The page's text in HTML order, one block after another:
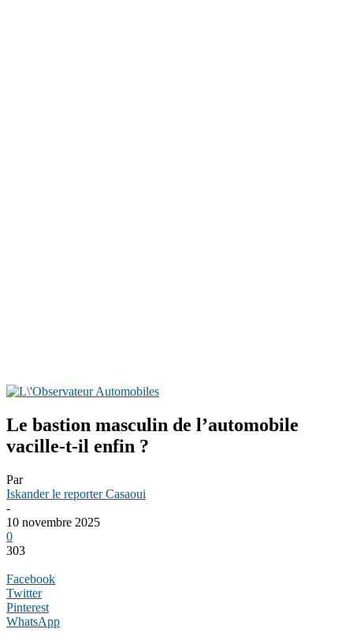
Le bastion masculin de l’automobile
vacille-t-il enfin ?
Par
Iskander le reporter Casaoui
-
10 novembre 2025
0
303
Facebook
Twitter
Pinterest
WhatsApp